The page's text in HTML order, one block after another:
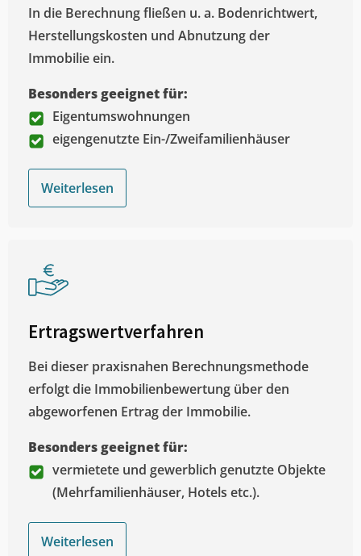
In die Berechnung fließen u. a. Bodenrichtwert,
Herstellungskosten und Abnutzung der
Immobilie ein.
Besonders geeignet für:
Eigentumswohnungen
eigengenutzte Ein-/Zweifamilienhäuser
Weiterlesen
Ertragswertverfahren
Bei dieser praxisnahen Berechnungsmethode
erfolgt die Immobilienbewertung über den
abgeworfenen Ertrag der Immobilie.
Besonders geeignet für:
vermietete und gewerblich genutzte Objekte
(Mehrfamilienhäuser, Hotels etc.).
Weiterlesen